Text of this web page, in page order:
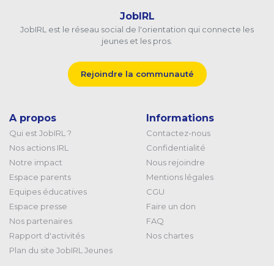
JobIRL
JobIRL est le réseau social de l'orientation qui connecte les
jeunes et les pros.
Rejoindre la communauté
A propos
Qui est JobIRL ?
Nos actions IRL
Notre impact
Espace parents
Equipes éducatives
Espace presse
Nos partenaires
Rapport d'activités
Plan du site JobIRL Jeunes
Informations
Contactez-nous
Confidentialité
Nous rejoindre
Mentions légales
CGU
Faire un don
FAQ
Nos chartes